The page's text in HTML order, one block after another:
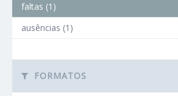
faltas (1)
ausências (1)
FORMATOS